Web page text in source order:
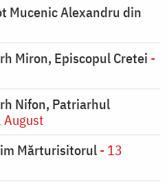
Mucenic Alexandru din
Miron, Episcopul Cretei -
Nifon, Patriarhul
August
Mărturisitorul- 13